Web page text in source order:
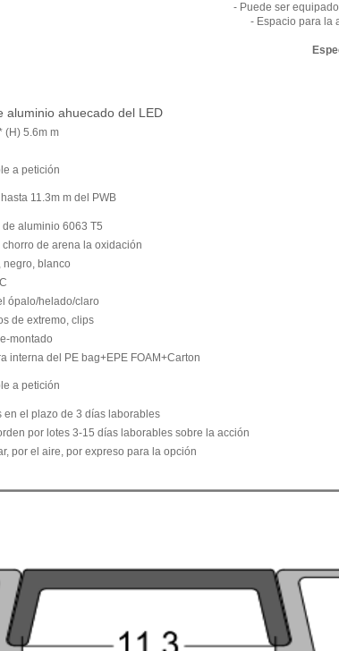
- Puede ser
- Espacio para la
aluminio ahuecado del LED
(H) 5.6m m
a petición
11.3m m del PWB
aluminio 6063 T5
chorro de arena la oxidación
negro, blanco
ópalo/helado/claro
de extremo, clips
montado
interna del PE bag+EPE FOAM+Carton
a petición
en el plazo de 3 días laborables
por lotes 3-15 días laborables sobre la acción
por el aire, por expreso para la opción